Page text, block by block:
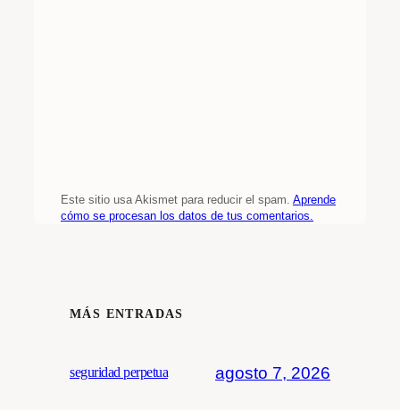
Este sitio usa Akismet para reducir el spam. Aprende
cómo se procesan los datos de tus comentarios.
MÁS ENTRADAS
seguridad perpetua agosto 7, 2026